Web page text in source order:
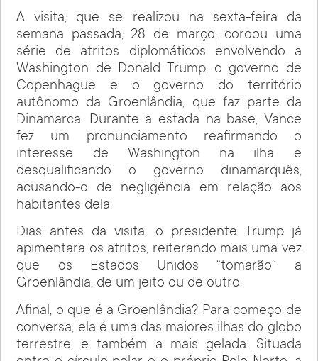
A visita, que se realizou na sexta-feira da
semana passada, 28 de março, coroou uma
série de atritos diplomáticos envolvendo a
Washington de Donald Trump, o governo de
Copenhague e o governo do território
autônomo da Groenlândia, que faz parte da
Dinamarca. Durante a estada na base, Vance
fez um pronunciamento reafirmando o
interesse de Washington na ilha e
desqualificando o governo dinamarquês,
acusando-o de negligência em relação aos
habitantes dela.
Dias antes da visita, o presidente Trump já
apimentara os atritos, reiterando mais uma vez
que os Estados Unidos “tomarão” a
Groenlândia, de um jeito ou de outro.
Afinal, o que é a Groenlândia? Para começo de
conversa, ela é uma das maiores ilhas do globo
terrestre, e também a mais gelada. Situada